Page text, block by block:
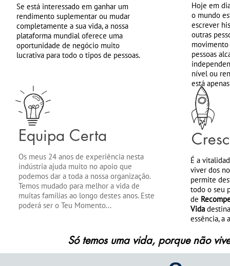
Se está interessado em ganhar um
rendimento suplementar ou mudar
completamente a sua vida, a nossa
plataforma mundial oferece uma
oportunidade de negócio muito
lucrativa para todo o tipos de pessoas.
Hoje em
o mundo
escrever
outras
pessoas
nível ou
está
Equipa Certa
Os meus 24 anos de experiência nesta
indústria ajuda muito no apoio que
podemos dar a toda a nossa organização.
Temos mudado para melhor a vida de
muitas famílias ao longo destes anos. Este
poderá ser o Teu Momento...
É a
viver dos
permite
todo o seu
de
Vida
essência, a
Só temos uma vida, porque não